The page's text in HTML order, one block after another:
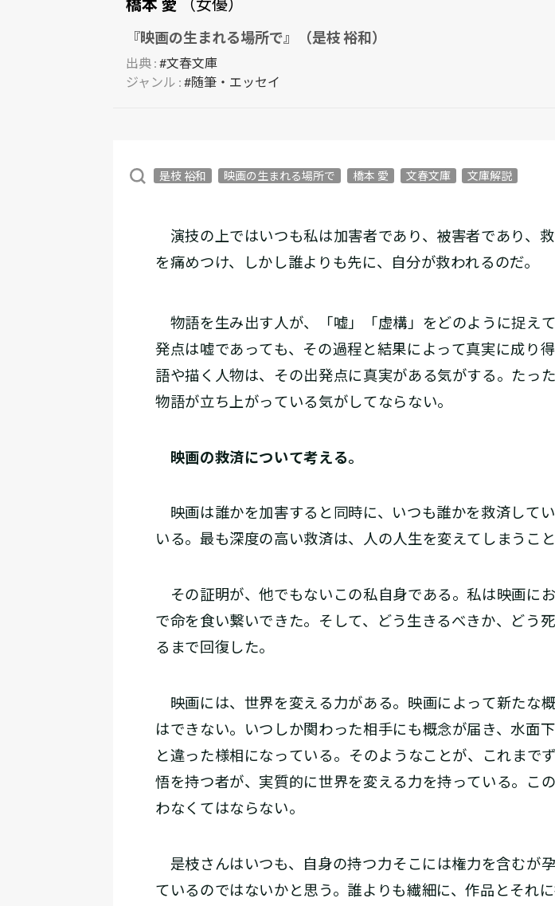
橋本 愛 （女優）
『映画の生まれる場所で』（是枝 裕和）
出典 : #文春文庫
ジャンル : #随筆・エッセイ
是枝 裕和 映画の生まれる場所で 橋本 愛 文春文庫 文庫解説
演技の上ではいつも私は加害者であり、被害者であり、
を痛めつけ、しかし誰よりも先に、自分が救われるのだ。
物語を生み出す人が、「嘘」「虚構」をどのように捉え
発点は嘘であっても、その過程と結果によって真実に成り
語や描く人物は、その出発点に真実がある気がする。たっ
物語が立ち上がっている気がしてならない。
映画の救済について考える。
映画は誰かを加害すると同時に、いつも誰かを救済して
いる。最も深度の高い救済は、人の人生を変えてしまうこと
その証明が、他でもないこの私自身である。私は映画に
で命を食い繋いできた。そして、どう生きるべきか、どう
るまで回復した。
映画には、世界を変える力がある。映画によって新たな
はできない。いつしか関わった相手にも概念が届き、水面
と違った様相になっている――。そのようなことが、これま
悟を持つ者が、実質的に世界を変える力を持っている。こ
わなくてはならない。
是枝さんはいつも、自身の持つ力――そこには権力を含む――
ているのではないかと思う。誰よりも繊細に、作品とそれ